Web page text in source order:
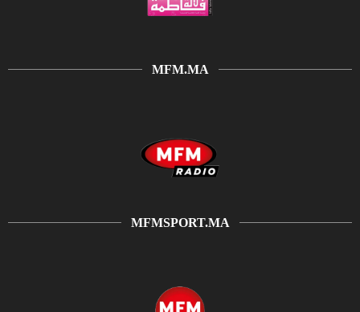
MFM.MA
MFMSPORT.MA